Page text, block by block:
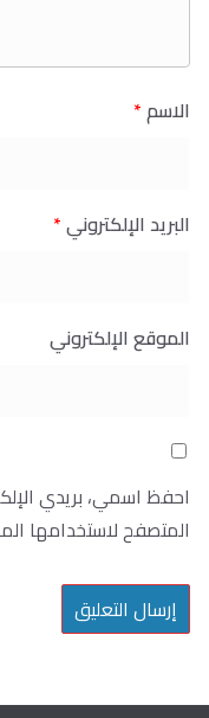
الاسم*
البريد الإلكتروني*
الموقع الإلكتروني
احفظ اسمي، بريدي
المتصفح لاستخدامها